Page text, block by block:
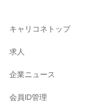
キャリコネトップ
求人
企業ニュース
会員ID管理